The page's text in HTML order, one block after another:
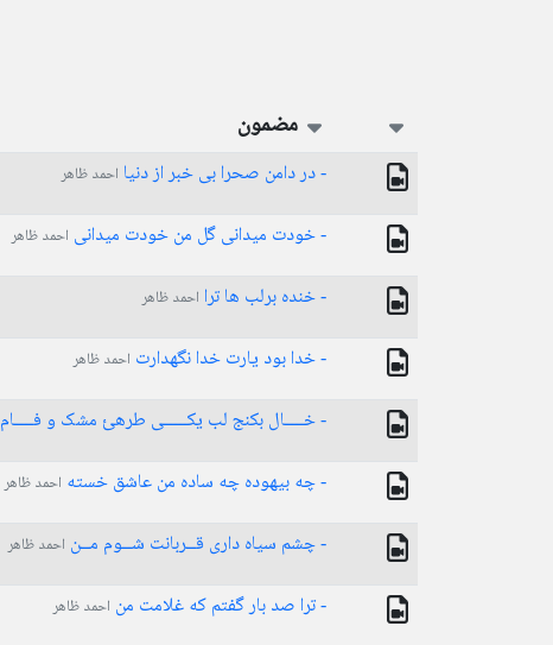
مضمون
- در دامن صحرا بی خبر از دنیا احمد ظاهر
- خودت میدانی گل من خودت میدانی احمد ظاهر
- خنده برلب ها ترا احمد ظاهر
- خدا بود یارت خدا نگهدارت احمد ظاهر
- خــــال بکنج لب یکـــــی طرهئ مشک و فــــام
- چه بیهوده چه ساده من عاشق خسته احمد ظاهر
- چشم سیاه داری قــربانت شــوم مــن احمد ظاهر
- ترا صد بار گفتم که غلامت من احمد ظاهر